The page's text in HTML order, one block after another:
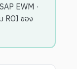
EWM ·
ROI ของ